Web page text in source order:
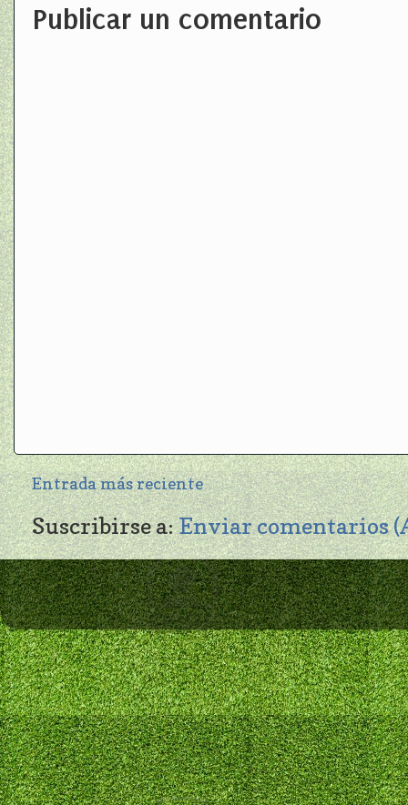
Publicar un comentario
Entrada más reciente
Suscribirse a:Enviar comentarios